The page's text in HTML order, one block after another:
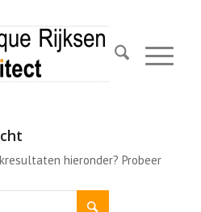
hieronder? Probeer